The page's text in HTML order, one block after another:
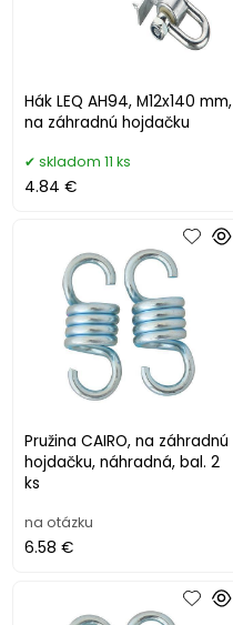
Hák LEQ AH94, M12x140 mm,
na záhradnú hojdačku
skladom 11 ks
4.84 €
Pružina CAIRO, na záhradnú
hojdačku, náhradná, bal. 2
ks
na otázku
6.58 €